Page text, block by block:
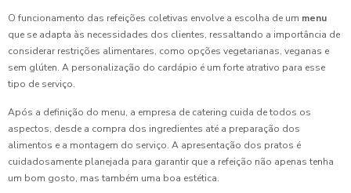
O funcionamento das refeições coletivas envolve a escolha de um menu
que se adapta às necessidades dos clientes, ressaltando a importância de
considerar restrições alimentares, como opções vegetarianas, veganas e
sem glúten. A personalização do cardápio é um forte atrativo para esse
tipo de serviço.
Após a definição do menu, a empresa de catering cuida de todos os
aspectos, desde a compra dos ingredientes até a preparação dos
alimentos e a montagem do serviço. A apresentação dos pratos é
cuidadosamente planejada para garantir que a refeição não apenas tenha
um bom gosto, mas também uma boa estética.